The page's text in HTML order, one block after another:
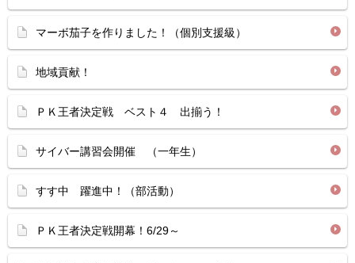
マーボ茄子を作りました！（個別支援級）
地域貢献！
ＰＫ王者決定戦 ベスト４ 出揃う！
サイバー講習会開催 （一年生）
すす中 躍進中！（部活動）
ＰＫ王者決定戦開幕！6/29～